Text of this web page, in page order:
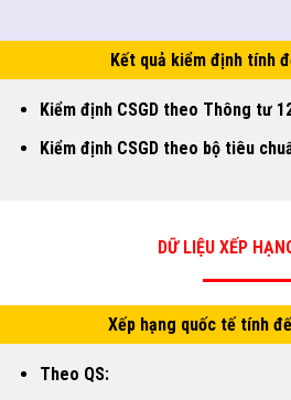
Kết quả kiểm định tính
Kiểm định CSGD theo Thông tư
Kiểm định CSGD theo bộ tiêu
DỮ LIỆU XẾP
Xếp hạng quốc tế tính
Theo QS: